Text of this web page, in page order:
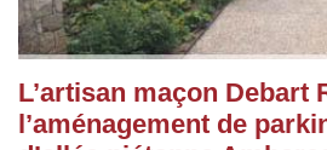
L’artisan maçon Debart
l’aménagement de